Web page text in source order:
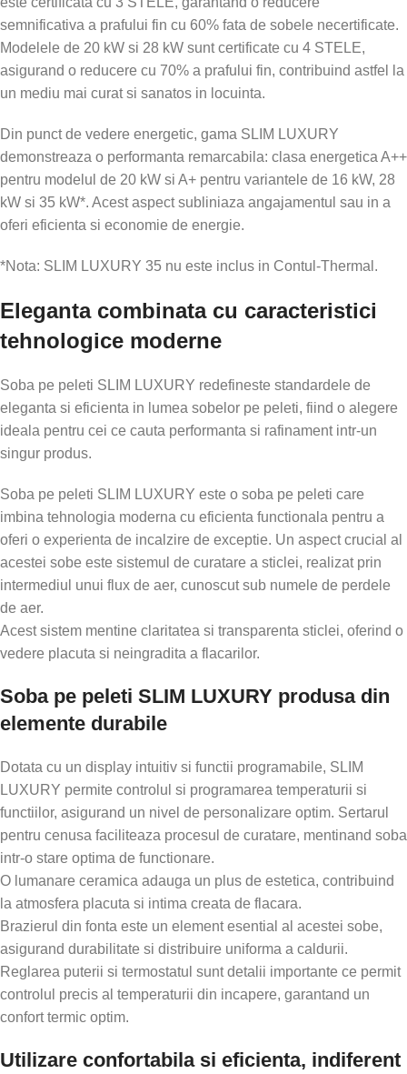
semnificativa a prafului fin cu 60% fata de sobele necertificate.
Modelele de 20 kW si 28 kW sunt certificate cu 4 STELE,
asigurand o reducere cu 70% a prafului fin, contribuind astfel la
un mediu mai curat si sanatos in locuinta.
Din punct de vedere energetic, gama SLIM LUXURY
demonstreaza o performanta remarcabila: clasa energetica A++
pentru modelul de 20 kW si A+ pentru variantele de 16 kW, 28
kW si 35 kW*. Acest aspect subliniaza angajamentul sau in a
oferi eficienta si economie de energie.
*Nota: SLIM LUXURY 35 nu este inclus in Contul-Thermal.
Eleganta combinata cu caracteristici
tehnologice moderne
Soba pe peleti SLIM LUXURY redefineste standardele de
eleganta si eficienta in lumea sobelor pe peleti, fiind o alegere
ideala pentru cei ce cauta performanta si rafinament intr-un
singur produs.
Soba pe peleti SLIM LUXURY este o soba pe peleti care
imbina tehnologia moderna cu eficienta functionala pentru a
oferi o experienta de incalzire de exceptie. Un aspect crucial al
acestei sobe este sistemul de curatare a sticlei, realizat prin
intermediul unui flux de aer, cunoscut sub numele de perdele
de aer.
Acest sistem mentine claritatea si transparenta sticlei, oferind o
vedere placuta si neingradita a flacarilor.
Soba pe peleti SLIM LUXURY produsa din
elemente durabile
Dotata cu un display intuitiv si functii programabile, SLIM
LUXURY permite controlul si programarea temperaturii si
functiilor, asigurand un nivel de personalizare optim. Sertarul
pentru cenusa faciliteaza procesul de curatare, mentinand soba
intr-o stare optima de functionare.
O lumanare ceramica adauga un plus de estetica, contribuind
la atmosfera placuta si intima creata de flacara.
Brazierul din fonta este un element esential al acestei sobe,
asigurand durabilitate si distribuire uniforma a caldurii.
Reglarea puterii si termostatul sunt detalii importante ce permit
controlul precis al temperaturii din incapere, garantand un
confort termic optim.
Utilizare confortabila si eficienta, indiferent